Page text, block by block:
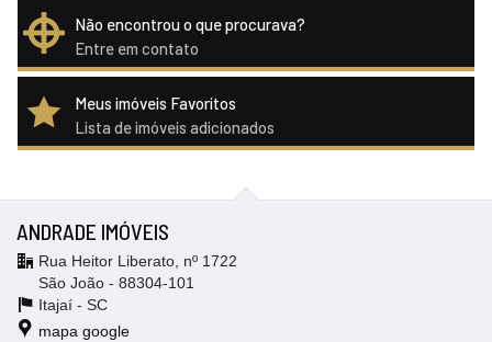
Não encontrou o que procurava?
Entre em contato
Meus imóveis Favoritos
Lista de imóveis adicionados
ANDRADE IMÓVEIS
Rua Heitor Liberato, nº 1722
São João - 88304-101
Itajaí - SC
mapa google